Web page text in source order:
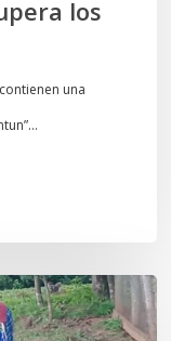
los
una